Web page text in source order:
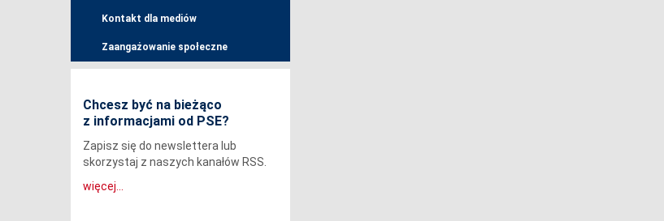
Kontakt dla mediów
Zaangażowanie społeczne
Chcesz być na bieżąco
z informacjami od PSE?
Zapisz się do newslettera lub
skorzystaj z naszych kanałów RSS.
więcej...